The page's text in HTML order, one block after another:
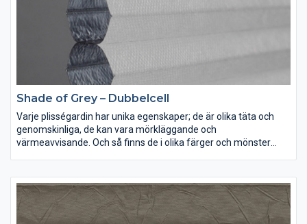
Shade of Grey – Dubbelcell
Varje plisségardin har unika egenskaper; de är olika täta och
genomskinliga, de kan vara mörkläggande och
värmeavvisande. Och så finns de i olika färger och mönster